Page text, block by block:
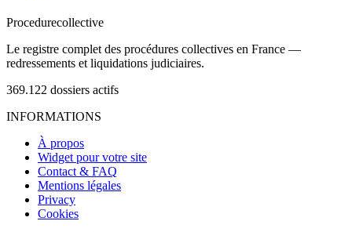
Procedurecollective
Le registre complet des procédures collectives en France —
redressements et liquidations judiciaires.
369.122 dossiers actifs
INFORMATIONS
À propos
Widget pour votre site
Contact & FAQ
Mentions légales
Privacy
Cookies